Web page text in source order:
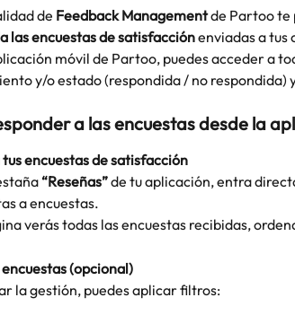
de Feedback Management de Partoo te
las encuestas de satisfacción enviadas a tus
móvil de Partoo, puedes acceder a
y/o estado (respondida / no respondida)
a las encuestas desde la
tus encuestas de satisfacción
“Reseñas” de tu aplicación, entra
a encuestas.
verás todas las encuestas recibidas,
(opcional)
la gestión, puedes aplicar filtros: